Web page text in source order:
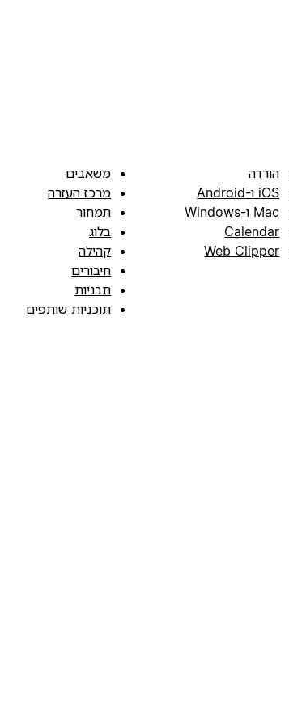
הורדה
iOS ו-Android
Mac ו-Windows
Calendar
Web Clipper
משאבים
מרכז העזרה
תמחור
בלוג
קהילה
חיבורים
תבניות
תוכניות שותפים